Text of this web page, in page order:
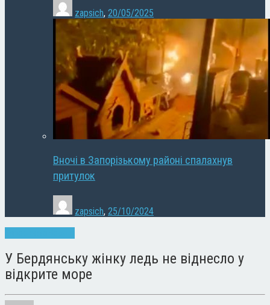
zapsich, 20/05/2025
Вночі в Запорізькому районі спалахнув
притулок
zapsich, 25/10/2024
У Бердянську жінку ледь не віднесло у
відкрите море